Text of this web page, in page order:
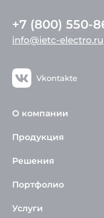
+7 (800) 550-
info@ietc-electro.ru
Vkontakte
О компании
Продукция
Решения
Портфолио
Услуги